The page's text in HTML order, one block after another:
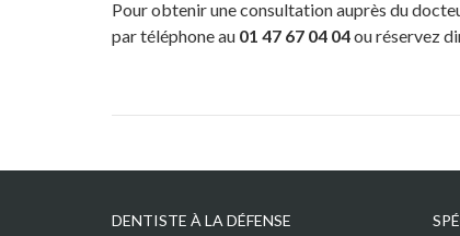
Pour obtenir une consultation auprès du
par téléphone au 01 47 67 04 04ou réservez
DENTISTE À LA DÉFENSE